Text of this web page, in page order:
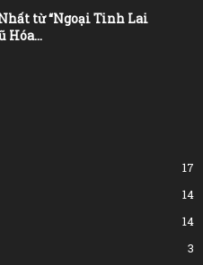
từ “Ngoại Tinh Lai
Hóa...
17
14
14
3